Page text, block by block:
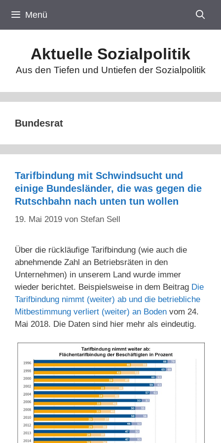
Inhalt
springen
Menü
Aktuelle Sozialpolitik
Aus den Tiefen und Untiefen der Sozialpolitik
Bundesrat
Tarifbindung mit Schwindsucht und
einige Bundesländer, die was gegen die
Rutschbahn nach unten tun wollen
19. Mai 2019 von Stefan Sell
Über die rückläufige Tarifbindung (wie auch die
abnehmende Zahl an Betriebsräten in den
Unternehmen) in unserem Land wurde immer
wieder berichtet. Beispielsweise in dem Beitrag Die
Tarifbindung nimmt (weiter) ab und die betriebliche
Mitbestimmung verliert (weiter) an Boden vom 24.
Mai 2018. Die Daten sind hier mehr als eindeutig.